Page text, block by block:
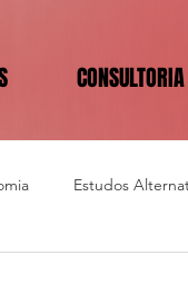
CONSULTORIA
Estudos